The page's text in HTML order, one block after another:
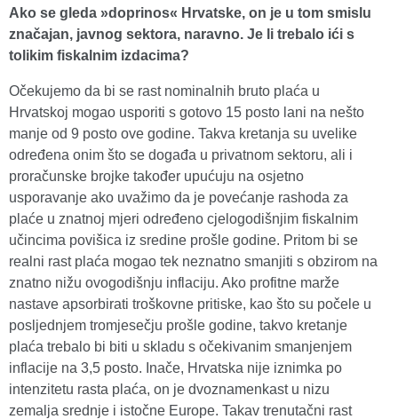
Ako se gleda »doprinos« Hrvatske, on je u tom smislu
značajan, javnog sektora, naravno. Je li trebalo ići s
tolikim fiskalnim izdacima?
Očekujemo da bi se rast nominalnih bruto plaća u
Hrvatskoj mogao usporiti s gotovo 15 posto lani na nešto
manje od 9 posto ove godine. Takva kretanja su uvelike
određena onim što se događa u privatnom sektoru, ali i
proračunske brojke također upućuju na osjetno
usporavanje ako uvažimo da je povećanje rashoda za
plaće u znatnoj mjeri određeno cjelogodišnjim fiskalnim
učincima povišica iz sredine prošle godine. Pritom bi se
realni rast plaća mogao tek neznatno smanjiti s obzirom na
znatno nižu ovogodišnju inflaciju. Ako profitne marže
nastave apsorbirati troškovne pritiske, kao što su počele u
posljednjem tromjesečju prošle godine, takvo kretanje
plaća trebalo bi biti u skladu s očekivanim smanjenjem
inflacije na 3,5 posto. Inače, Hrvatska nije iznimka po
intenzitetu rasta plaća, on je dvoznamenkast u nizu
zemalja srednje i istočne Europe. Takav trenutačni rast